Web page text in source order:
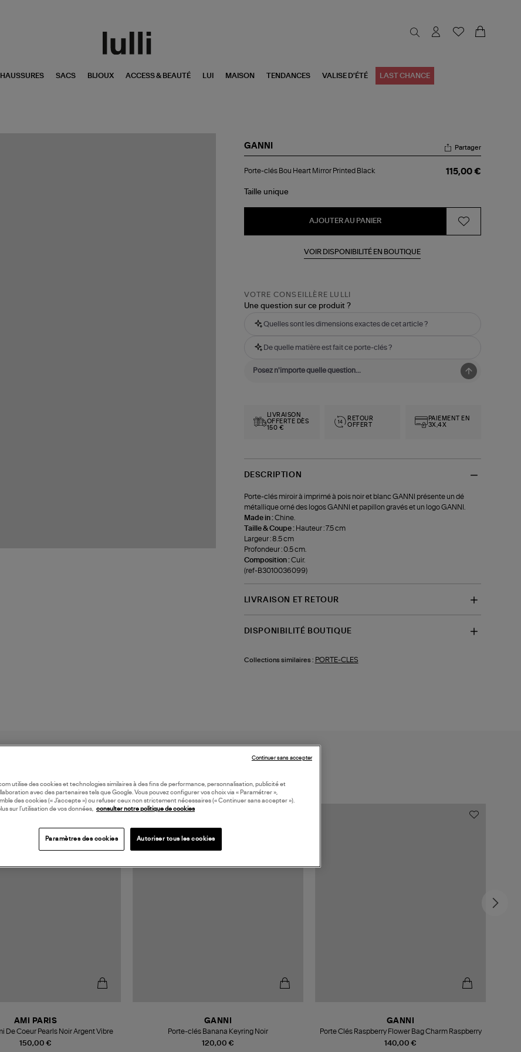
SACS BIJOUX ACCESS & BEAUTÉ LUI MAISON TENDANCES VALISE D'ÉTÉ LAST CHANCE
GANNI
clés
Heart
Partager
Porte-clés Bou Heart Mirror Printed Black 115,00 €
Taille unique
AJOUTER AU PANIER
VOIR DISPONIBILITÉ EN BOUTIQUE
VOTRE CONSEILLÈRE LULLI
Une question sur ce produit ?
Quelles sont les dimensions exactes de cet article ?
De quelle matière est fait ce porte-clés ?
LIVRAISON
OFFERTE DÈS
150 €
RETOUR
OFFERT
PAIEMENT EN
3X,4X
DESCRIPTION
Porte-clés miroir à imprimé à pois noir et blanc GANNI présente un dé
métallique orné des logos GANNI et papillon gravés et un logo GANNI.
Made in :Chine.
Taille & Coupe : Hauteur : 7.5 cm
Largeur : 8.5 cm
Profondeur : 0.5 cm.
Composition :Cuir.
(ref-B3010036099)
LIVRAISON ET RETOUR
DISPONIBILITÉ BOUTIQUE
Collections similaires : PORTE-CLES
150,00 €
AMI PARIS
De Coeur Pearls Noir Argent Vibre
120,00 €
GANNI
Porte-clés Banana Keyring Noir
140,00 €
GANNI
Porte Clés Raspberry Flower Bag Charm Raspberry
utilise des cookies et technologies similaires à des fins de performance, personnalisation, publicité et
avec des partenaires tels que Google. Vous pouvez configurer vos choix via « Paramétrer »,
des cookies (« J’accepte ») ou refuser ceux non strictement nécessaires (« Continuer sans accepter »).
sur l’utilisation de vos données, consulter notre politique de cookies
Paramètres des cookies Autoriser tous les cookies
Continuer sans accepter